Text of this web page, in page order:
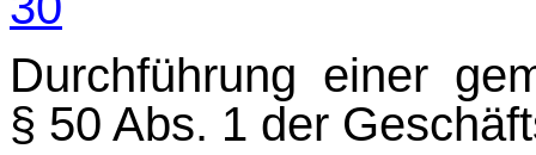
Durchführung einer
§ 50 Abs. 1 der